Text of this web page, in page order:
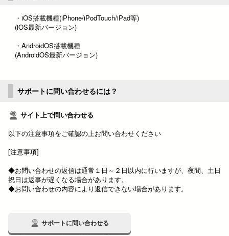
・iOS搭載機種(iPhone/iPodTouch/iPad等)
(iOS最新バージョン)
・AndroidOS搭載機種
(AndroidOS最新バージョン)
サポートに問い合わせるには？
サイト上で問い合わせる
以下の注意事項をご確認の上お問い合わせください
[注意事項]
◆お問い合わせの返信は通常１日～２日以内に行いますが、夜間、土日
祝日は返事が遅くなる場合があります。
◆お問い合わせの内容により返信できない場合があります。
サポートに問い合わせる